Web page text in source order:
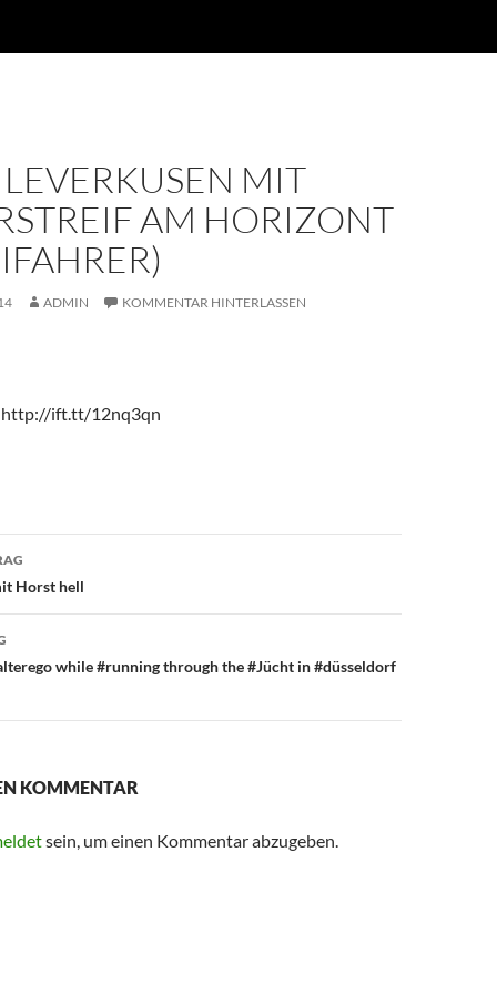
MIT
AM HORIZONT
ADMIN KOMMENTAR HINTERLASSEN
http://ift.tt/12nq3qn
Horst hell
while #running through the #Jücht in #düsseldorf
KOMMENTAR
sein, um einen Kommentar abzugeben.